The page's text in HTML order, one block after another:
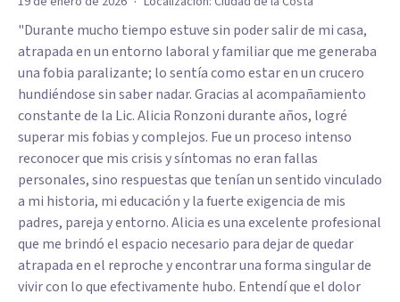
"Durante mucho tiempo estuve sin poder salir de mi casa,
atrapada en un entorno laboral y familiar que me generaba
una fobia paralizante; lo sentía como estar en un crucero
hundiéndose sin saber nadar. Gracias al acompañamiento
constante de la Lic. Alicia Ronzoni durante años, logré
superar mis fobias y complejos. Fue un proceso intenso
reconocer que mis crisis y síntomas no eran fallas
personales, sino respuestas que tenían un sentido vinculado
a mi historia, mi educación y la fuerte exigencia de mis
padres, pareja y entorno. Alicia es una excelente profesional
que me brindó el espacio necesario para dejar de quedar
atrapada en el reproche y encontrar una forma singular de
vivir con lo que efectivamente hubo. Entendí que el dolor